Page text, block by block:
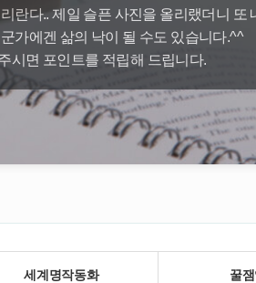
대박이벤트
퀘스트랭킹 🏆
란다.. 제일 슬픈 사진을 올리랬더니 또
가에겐 삶의 낙이 될 수도 있습니다.^^
시면 포인트를 적립해 드립니다.
세계명작동화 꿀